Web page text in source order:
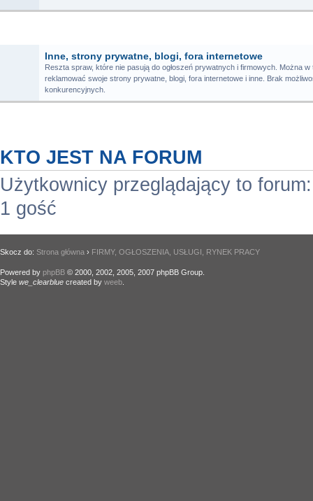
Inne, strony prywatne, blogi, fora internetowe
Reszta spraw, które nie pasują do ogłoszeń prywatnych i firmowych. Można
reklamować swoje strony prywatne, blogi, fora internetowe i inne. Brak
konkurencyjnych.
KTO JEST NA FORUM
Użytkownicy przeglądający to
1 gość
Skocz do: Strona główna › FIRMY, OGŁOSZENIA, USŁUGI, RYNEK PRACY
Powered by phpBB © 2000, 2002, 2005, 2007 phpBB Group.
Style we_clearblue created by weeb